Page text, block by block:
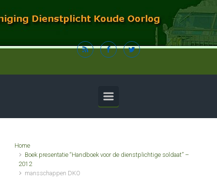
Home
Boek presentatie “Handboek voor de dienstplichtige soldaat” –
2012
mansschappen DKO